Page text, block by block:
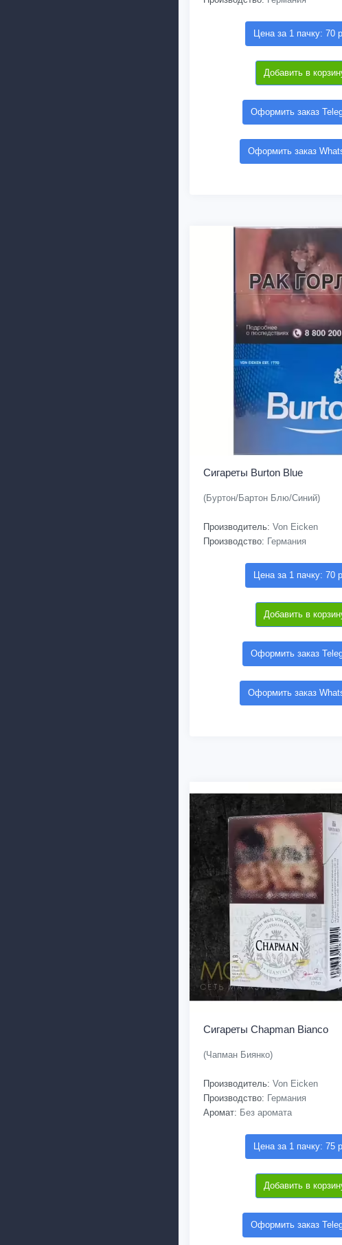
Цена за 1 пачку: 70
Добавить в
Оформить заказ
Оформить заказ
Сигареты Burton Blue
(Буртон/Бартон Блю/Синий)
Производитель: Von Eicken
Производство: Германия
Цена за 1 пачку: 70
Добавить в
Оформить заказ
Оформить заказ
Сигареты Chapman Bianco
(Чапман Биянко)
Производитель: Von Eicken
Производство: Германия
Аромат: Без аромата
Цена за 1 пачку: 75
Добавить в
Оформить заказ